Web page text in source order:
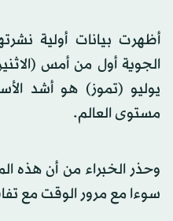
أظهرت بيانات أولية
الجوية أول من أمس
يوليو (تموز) هو أشد
مستوى العالم.
وحذر الخبراء من أن هذه
سوءا مع مرور الوقت مع